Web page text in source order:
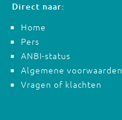
Direct naar:
Home
Pers
ANBI-status
Algemene voorwaarden
Vragen of klachten